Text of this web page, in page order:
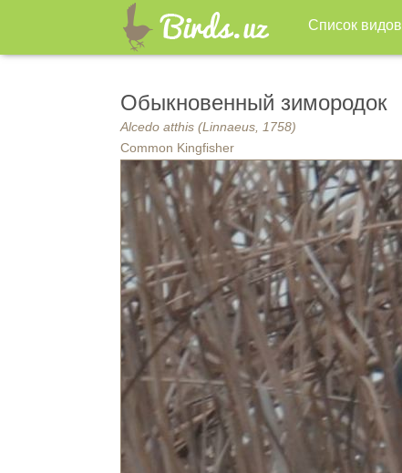
Список видов
Обыкновенный зимородок
Alcedo atthis (Linnaeus, 1758)
Common Kingfisher